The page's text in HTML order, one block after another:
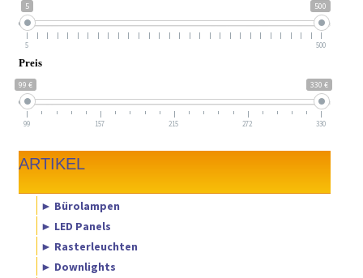
5 500
5 500
Preis
99 € 330 €
99 157 215 272 330
ARTIKEL
► Bürolampen
► LED Panels
► Rasterleuchten
► Downlights